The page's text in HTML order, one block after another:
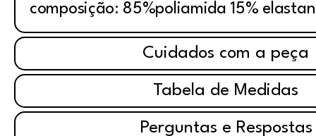
composição: 85%poliamida 15%
Cuidados com a peça
Tabela de Medidas
Perguntas e Respostas